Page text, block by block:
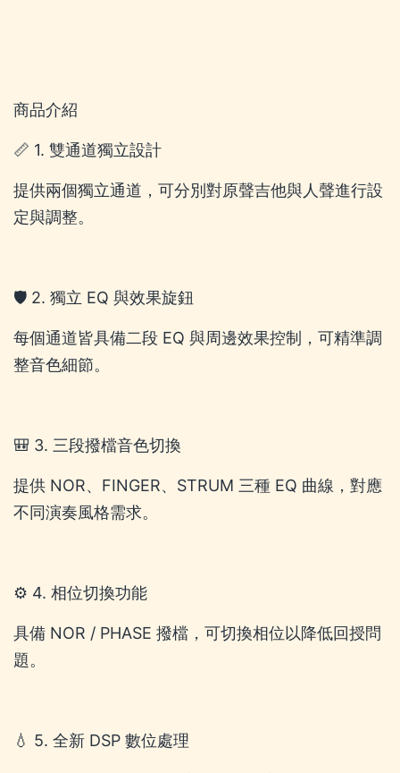
商品介紹
📏 1. 雙通道獨立設計
提供兩個獨立通道，可分別對原聲吉他與人聲進行設
定與調整。
🛡️ 2. 獨立 EQ 與效果旋鈕
每個通道皆具備二段 EQ 與周邊效果控制，可精準調
整音色細節。
🎒 3. 三段撥檔音色切換
提供 NOR、FINGER、STRUM 三種 EQ 曲線，對應
不同演奏風格需求。
⚙️ 4. 相位切換功能
具備 NOR / PHASE 撥檔，可切換相位以降低回授問
題。
💧 5. 全新 DSP 數位處理